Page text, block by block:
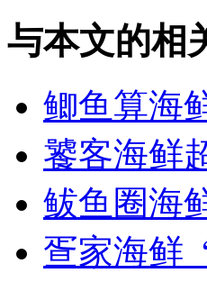
与本文的相
鲫鱼算海
饕客海鲜
鲅鱼圈海
疍家海鲜